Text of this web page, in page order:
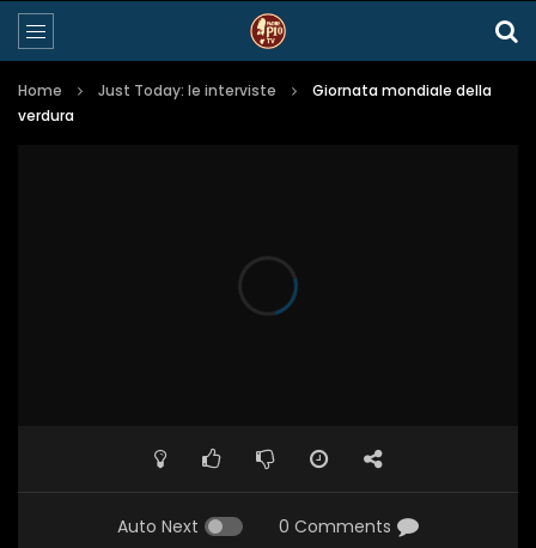
Home Just Today: le interviste
Giornata mondiale della
verdura
Auto Next 0 Comments